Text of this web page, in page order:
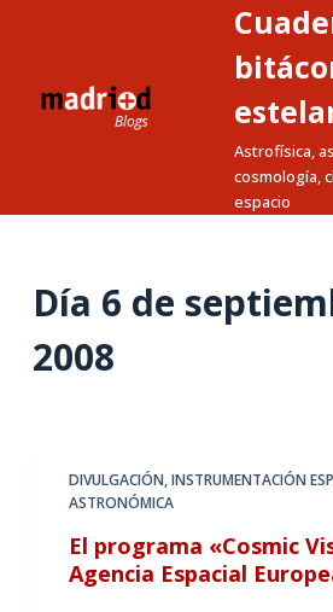
a
n
Astrofísica,
cosmología,
espacio
Día 6 de
2008
DIVULGACIÓN,INSTRUMENTACIÓN
ASTRONÓMICA
El programa «Cosmic
Agencia Espacial